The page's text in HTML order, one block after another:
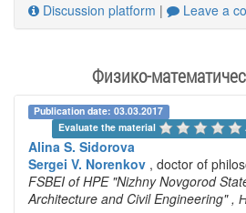
Discussion platform | Leave a
Физико-
Publication date: 03.03.2017
Evaluate the material
Alina S. Sidorova
Sergei V. Norenkov , doctor of
FSBEI of HPE "Nizhny Novgorod
Architecture and Civil Engineering" ,